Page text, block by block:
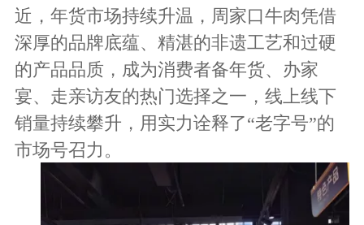
近，年货市场持续升温，周家口牛肉凭借
深厚的品牌底蕴、精湛的非遗工艺和过硬
的产品品质，成为消费者备年货、办家
宴、走亲访友的热门选择之一，线上线下
销量持续攀升，用实力诠释了“老字号”的
市场号召力。